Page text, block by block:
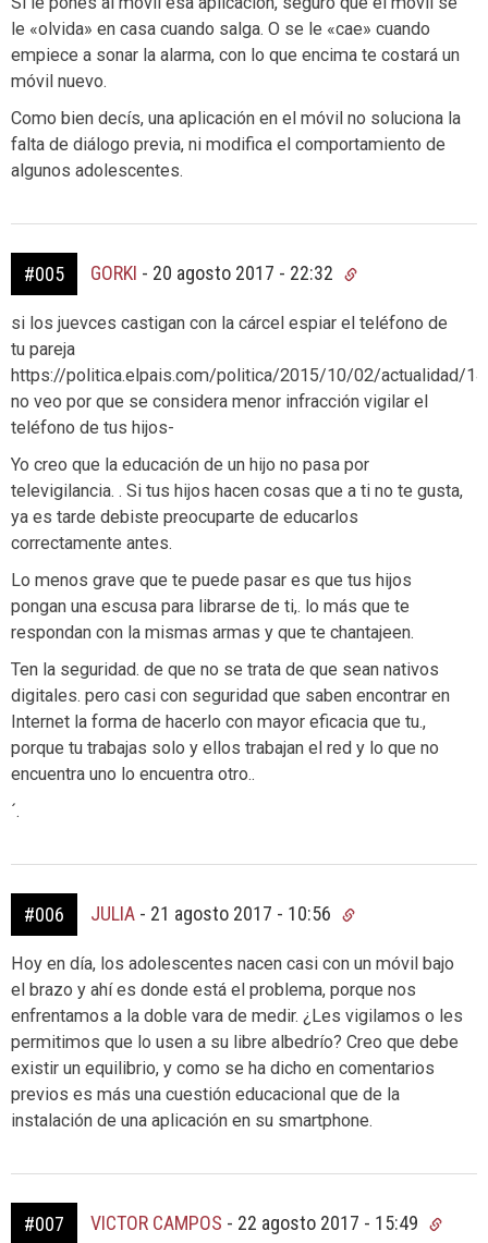
le «olvida» en casa cuando salga. O se le «cae» cuando
empiece a sonar la alarma, con lo que encima te costará un
móvil nuevo.
Como bien decís, una aplicación en el móvil no soluciona la
falta de diálogo previa, ni modifica el comportamiento de
algunos adolescentes.
#005 GORKI - 20 agosto 2017 - 22:32
si los juevces castigan con la cárcel espiar el teléfono de
tu pareja
https://politica.elpais.com/politica/2015/10/02/actualidad/
no veo por que se considera menor infracción vigilar el
teléfono de tus hijos-
Yo creo que la educación de un hijo no pasa por
televigilancia. . Si tus hijos hacen cosas que a ti no te gusta,
ya es tarde debiste preocuparte de educarlos
correctamente antes.
Lo menos grave que te puede pasar es que tus hijos
pongan una escusa para librarse de ti,. lo más que te
respondan con la mismas armas y que te chantajeen.
Ten la seguridad. de que no se trata de que sean nativos
digitales. pero casi con seguridad que saben encontrar en
Internet la forma de hacerlo con mayor eficacia que tu.,
porque tu trabajas solo y ellos trabajan el red y lo que no
encuentra uno lo encuentra otro..
´.
#006 JULIA - 21 agosto 2017 - 10:56
Hoy en día, los adolescentes nacen casi con un móvil bajo
el brazo y ahí es donde está el problema, porque nos
enfrentamos a la doble vara de medir. ¿Les vigilamos o les
permitimos que lo usen a su libre albedrío? Creo que debe
existir un equilibrio, y como se ha dicho en comentarios
previos es más una cuestión educacional que de la
instalación de una aplicación en su smartphone.
#007 VICTOR CAMPOS - 22 agosto 2017 - 15:49